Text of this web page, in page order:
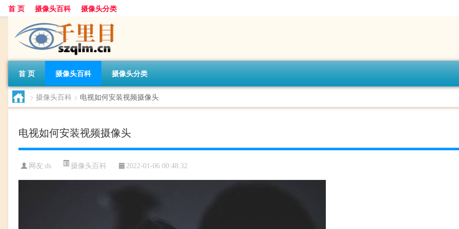
首 页 摄像头百科 摄像头分类
首 页 摄像头百科 摄像头分类
> 摄像头百科 > 电视如何安装视频摄像头
电视如何安装视频摄像头
网友:ds 摄像头百科 2022-01-06 00:48:32